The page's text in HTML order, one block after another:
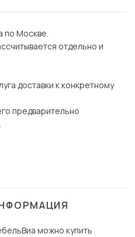
по Москве.
отдельно и
доставки к конкретному
предварительно
можно купить